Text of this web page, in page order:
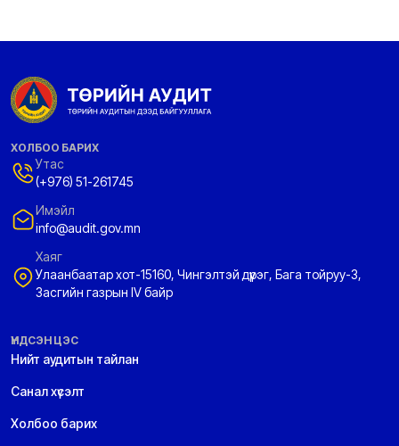
ХОЛБОО БАРИХ
Утас
(+976) 51-261745
Имэйл
info@audit.gov.mn
Хаяг
Улаанбаатар хот-15160, Чингэлтэй дүүрэг, Бага тойруу-3,
Засгийн газрын IV байр
ҮНДСЭН ЦЭС
Нийт аудитын тайлан
Санал хүсэлт
Холбоо барих